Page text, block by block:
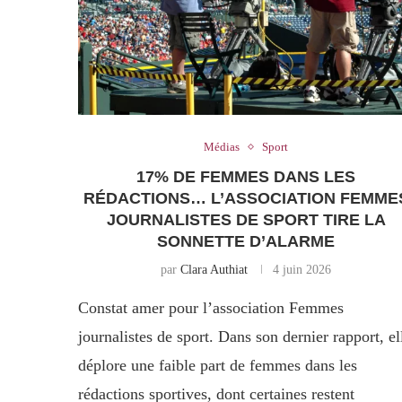
Médias Sport
17% DE FEMMES DANS LES
RÉDACTIONS… L’ASSOCIATION
JOURNALISTES DE SPORT TIRE LA
SONNETTE D’ALARME
parClara Authiat 4 juin 2026
Constat amer pour l’association Femmes
journalistes de sport. Dans son dernier rapport,
déplore une faible part de femmes dans les
rédactions sportives, dont certaines restent